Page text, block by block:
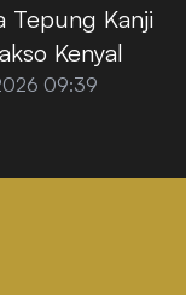
Tepung Kanji
Kenyal
09:39